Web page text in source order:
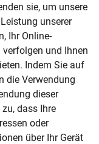
sie, um unsere
unserer
Ihr Online-
und Ihnen
Indem Sie auf
die Verwendung
dieser
dass Ihre
oder
über Ihr Gerät